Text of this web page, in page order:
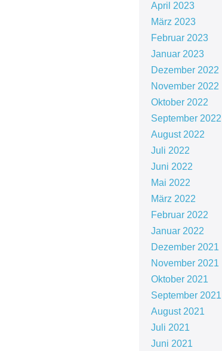
April 2023
März 2023
Februar 2023
Januar 2023
Dezember 2022
November 2022
Oktober 2022
September 2022
August 2022
Juli 2022
Juni 2022
Mai 2022
März 2022
Februar 2022
Januar 2022
Dezember 2021
November 2021
Oktober 2021
September 2021
August 2021
Juli 2021
Juni 2021